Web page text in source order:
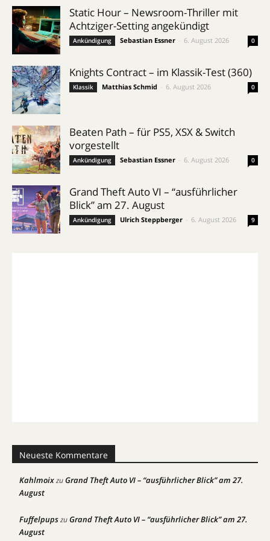
Static Hour – Newsroom-Thriller mit
Achtziger-Setting angekündigt
Ankündigung Sebastian Essner 6. August 2026 0
Knights Contract – im Klassik-Test (360)
Klassik Matthias Schmid 6. August 2026 0
Beaten Path – für PS5, XSX & Switch
vorgestellt
Ankündigung Sebastian Essner 6. August 2026 0
Grand Theft Auto VI – “ausführlicher
Blick” am 27. August
Ankündigung Ulrich Steppberger 6. August 2026 9
Neueste Kommentare
KahlmoixzuGrand Theft Auto VI – “ausführlicher Blick” am 27.
August
FuffelpupszuGrand Theft Auto VI – “ausführlicher Blick” am 27.
August